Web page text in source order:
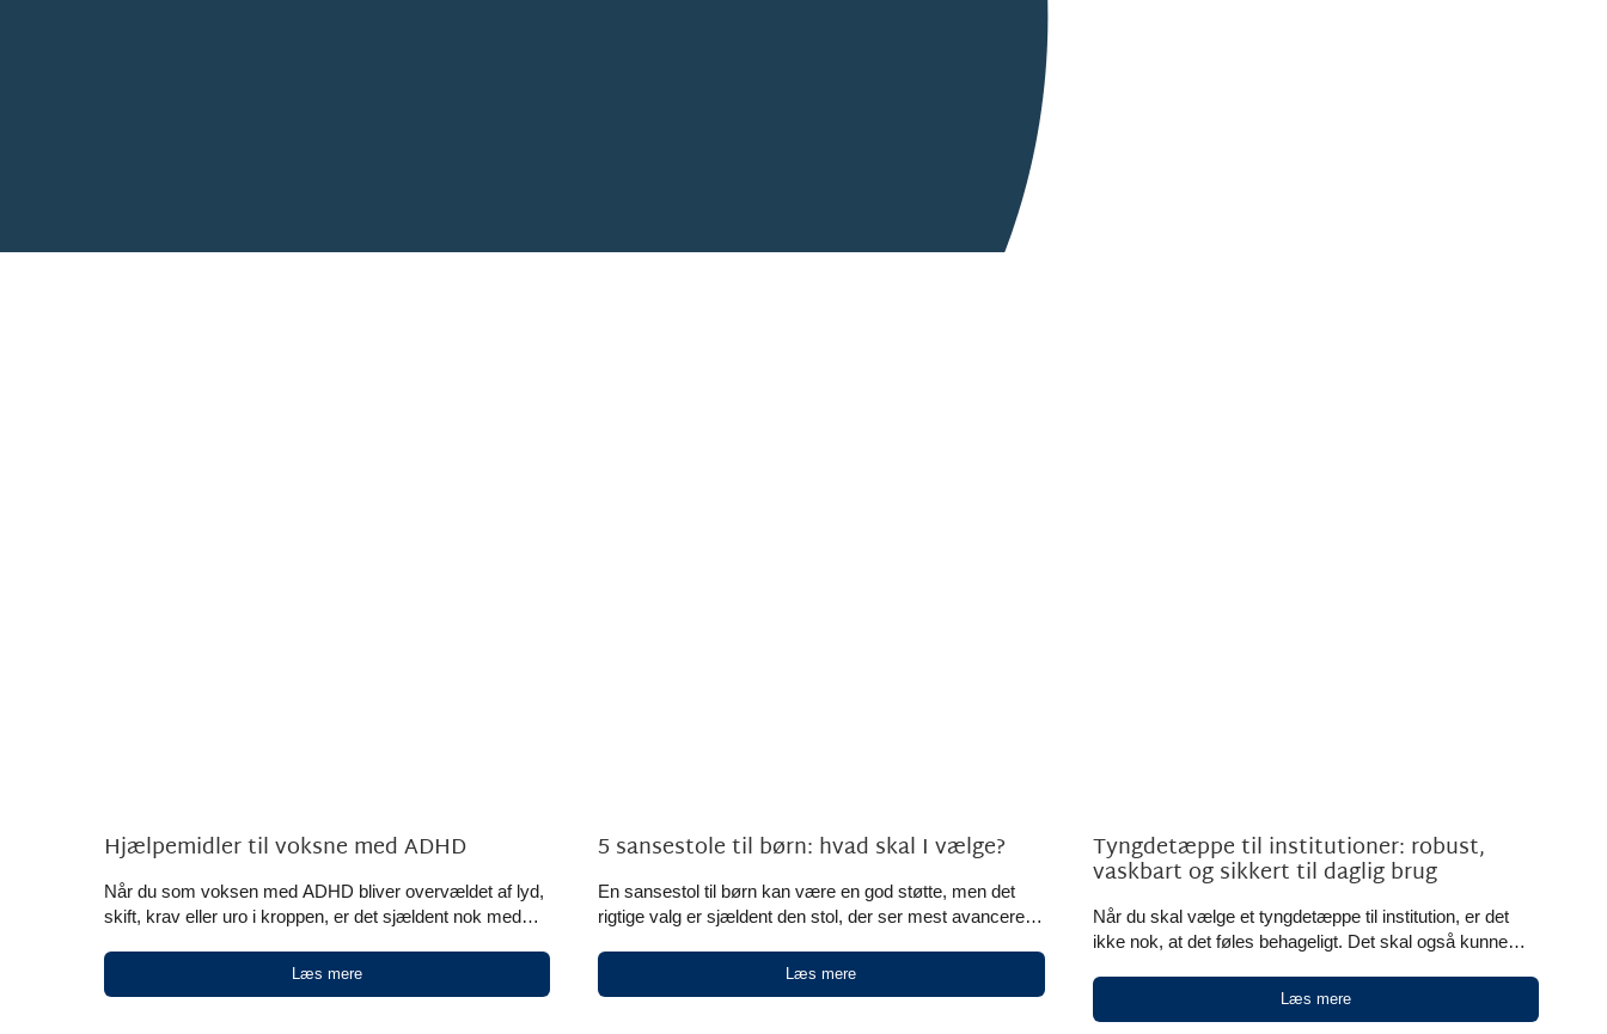
Hjælpemidler til voksne med ADHD
Når du som voksen med ADHD bliver overvældet af lyd,
skift, krav eller uro i kroppen, er det sjældent nok med
sansemotoriske hjælpemidler med vægt og taktile
elementer, så du kan få mere ro, tydeligere
Læs mere
5 sansestole til børn: hvad skal I vælge?
En sansestol til børn kan være en god støtte, men det
rigtige valg er sjældent den stol, der ser mest avanceret
reguleringsbehov, alder, siddestilling og den konkrete
situation, hvor stolen skal bruges. Kort fortalt En
Læs mere
Tyngdetæppe til institutioner: robust,
vaskbart og sikkert til daglig brug
Når du skal vælge et tyngdetæppe til institution, er det
ikke nok, at det føles behageligt. Det skal også kunne
være sikkert at anvende i en hverdag med flere brugere
og flere medarbejdere. Oliz/Koko-Nora udvikler danske
Læs mere